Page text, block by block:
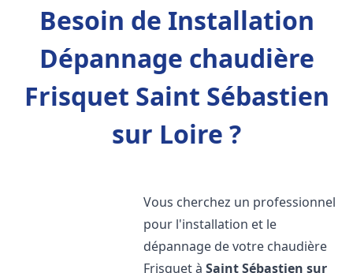
Besoin de Installation
Dépannage chaudière
Frisquet Saint Sébastien
sur Loire ?
Vous cherchez un professionnel
pour l'installation et le
dépannage de votre chaudière
Frisquet àSaint Sébastien sur